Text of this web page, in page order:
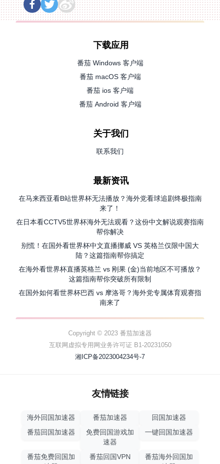
下载应用
番茄 Windows 客户端
番茄 macOS 客户端
番茄 ios 客户端
番茄 Android 客户端
关于我们
联系我们
最新资讯
在马来西亚看B站世界杯无法播放？海外党看球追剧终极指南
来了！
在日本看CCTV5世界杯海外无法观看？这份中文解说观赛指南
帮你解决
别慌！在国外看世界杯中文直播挪威 VS 英格兰仅限中国大
陆？这篇指南帮你搞定
在海外看世界杯直播英格兰 vs 刚果 (金)当前地区不可播放？
这篇指南帮你突破所有限制
在国外如何看世界杯巴西 vs 摩洛哥？海外党专属体育观赛指
南来了
Copyright © 2023 番茄加速器
互联网虚拟专用网业务许可证 B1-20231050
湘ICP备2023004234号-7
友情链接
海外回国加速器 番茄加速器
回国加速器
番茄回国加速器
免费回国游戏加
速器
一键回国加速器
番茄免费回国加
番茄回国VPN
番茄海外回国加